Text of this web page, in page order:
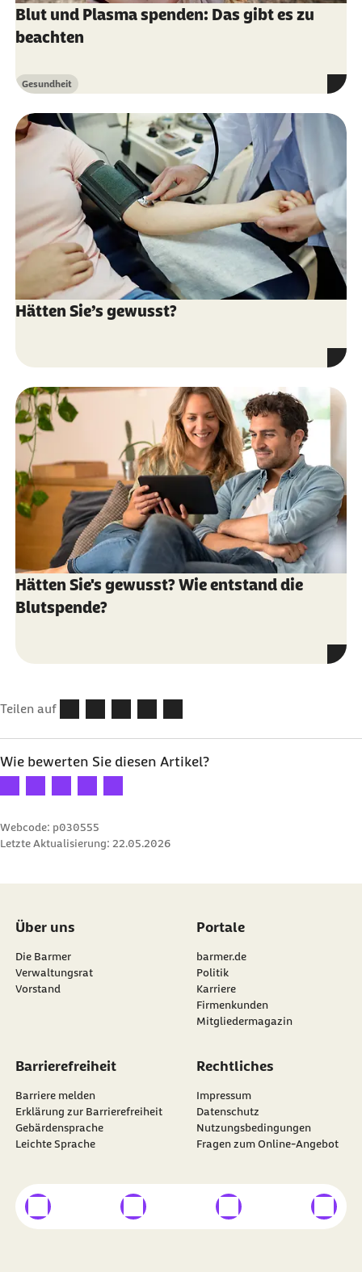
Blut und Plasma spenden: Das gibt es zu
beachten
Kategorie
Gesundheit
Hätten Sie’s gewusst?
Hätten Sie's gewusst? Wie entstand die
Blutspende?
Teilen auf
Wie bewerten Sie diesen Artikel?
Ihre Bewertung: 1 Stern
Ihre Bewertung: 2 Sterne
Ihre Bewertung: 3 Sterne
Ihre Bewertung: 4 Sterne
Ihre Bewertung: 5 Sterne
Webcode: p030555
Letzte Aktualisierung: 22.05.2026
Über uns
Die Barmer
Verwaltungsrat
Vorstand
Portale
barmer.de
Politik
Karriere
Firmenkunden
Mitgliedermagazin
Barrierefreiheit
Barriere melden
Erklärung zur Barrierefreiheit
Gebärdensprache
Leichte Sprache
Rechtliches
Impressum
Datenschutz
Nutzungsbedingungen
Fragen zum Online-Angebot
Besuchen Sie dieBARMER auf
externer Link externer Link externer Link